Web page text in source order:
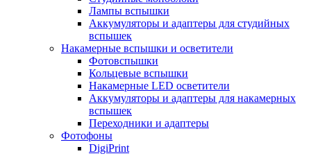
Лампы вспышки
Аккумуляторы и адаптеры для студийных
вспышек
Накамерные вспышки и осветители
Фотовспышки
Кольцевые вспышки
Накамерные LED осветители
Аккумуляторы и адаптеры для накамерных
вспышек
Переходники и адаптеры
Фотофоны
DigiPrint